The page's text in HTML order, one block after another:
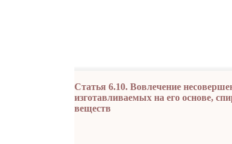
Статья 6.10. Вовлечение
изготавливаемых на его основе,
веществ